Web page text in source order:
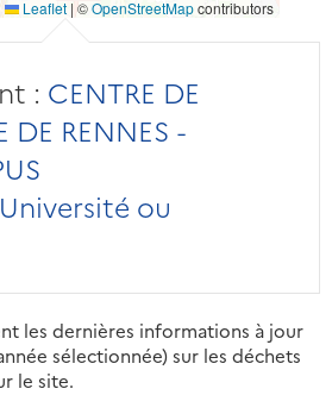
Leaflet | ©OpenStreetMapcontributors
: CENTRE DE
DE RENNES -
Université ou
les dernières informations à jour
sélectionnée) sur les déchets
le site.